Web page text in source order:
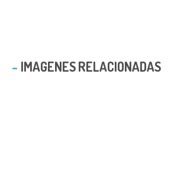
IMAGENES RELACIONADAS